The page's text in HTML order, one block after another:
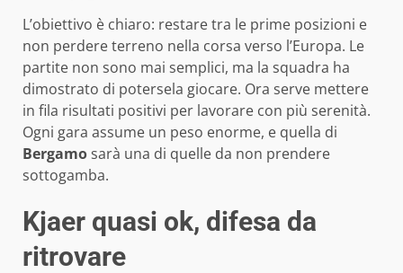
L’obiettivo è chiaro: restare tra le prime posizioni e
non perdere terreno nella corsa verso l’Europa. Le
partite non sono mai semplici, ma la squadra ha
dimostrato di potersela giocare. Ora serve mettere
in fila risultati positivi per lavorare con più serenità.
Ogni gara assume un peso enorme, e quella di
Bergamosarà una di quelle da non prendere
sottogamba.
Kjaer quasi ok, difesa da
ritrovare